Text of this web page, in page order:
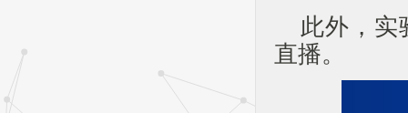
此外，实
直播。